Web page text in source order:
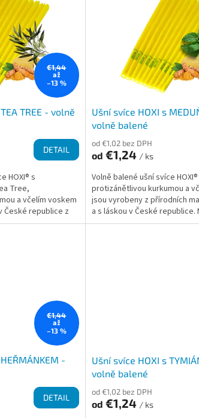
€1,44
až
–13 %
TREE - volně
DETAIL
HOXI® s
Tree,
a včelím voskem
České republice z
Ušní svíce HOXI s
volně balené
od €1,02 bez DPH
od €1,24 / ks
Volně balené ušní svíce
protizánětlivou kurkumou a
jsou vyrobeny z přírodních
a s láskou v České republice.
příjemný a...
€1,44
až
–13 %
-
DETAIL
Ušní svíce HOXI s
volně balené
od €1,02 bez DPH
od €1,24 / ks